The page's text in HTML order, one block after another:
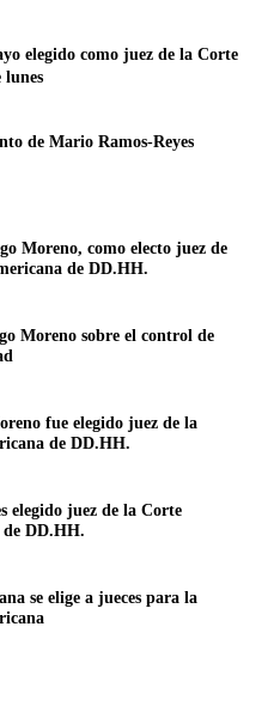
elegido como juez de la Corte
de Mario Ramos-Reyes
Moreno, como electo juez de
de DD.HH.
Moreno sobre el control de
fue elegido juez de la
de DD.HH.
elegido juez de la Corte
DD.HH.
se elige a jueces para la